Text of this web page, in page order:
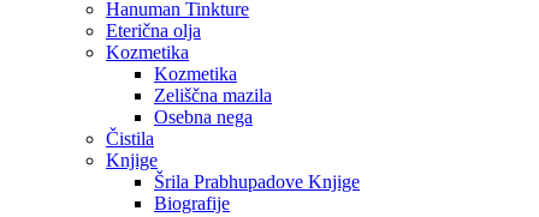
Hanuman Tinkture
Eterična olja
Kozmetika
Kozmetika
Zeliščna mazila
Osebna nega
Čistila
Knjige
Šrila Prabhupadove Knjige
Biografije